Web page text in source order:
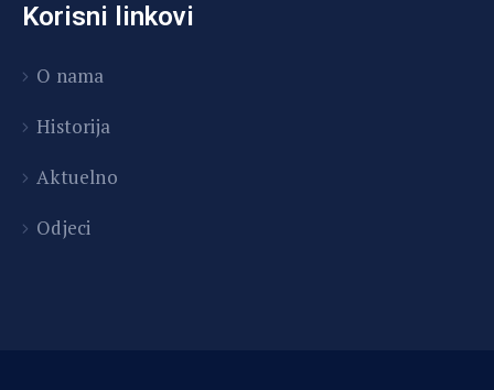
Korisni linkovi
O nama
Historija
Aktuelno
Odjeci